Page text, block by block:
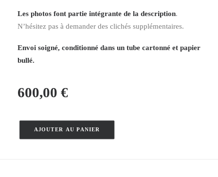
Les photos font partie intégrante de la description.
N’hésitez pas à demander des clichés supplémentaires.
Envoi soigné, conditionné dans un tube cartonné et papier
bullé.
600,00 €
AJOUTER AU PANIER